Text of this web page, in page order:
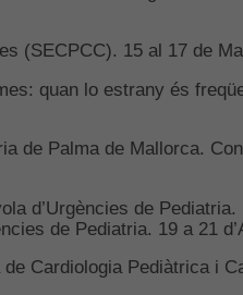
(SECPCC). 15 al 17 de
quan lo estrany és
de Palma de Mallorca.
d’Urgències de Pediatria.
de Pediatria. 19 a 21
Cardiologia Pediàtrica i